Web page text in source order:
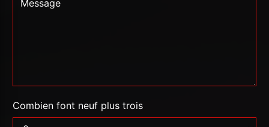
Combien font neuf plus trois